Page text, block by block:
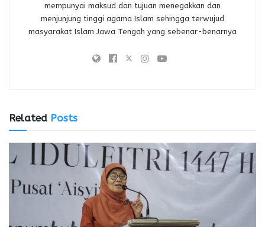
mempunyai maksud dan tujuan menegakkan dan
menjunjung tinggi agama Islam sehingga terwujud
masyarakat Islam Jawa Tengah yang sebenar-benarnya
Related Posts